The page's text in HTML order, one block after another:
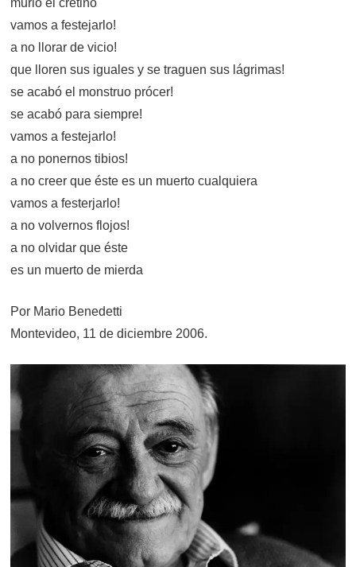
murió el cretino
vamos a festejarlo!
a no llorar de vicio!
que lloren sus iguales y se traguen sus lágrimas!
se acabó el monstruo prócer!
se acabó para siempre!
vamos a festejarlo!
a no ponernos tibios!
a no creer que éste es un muerto cualquiera
vamos a festerjarlo!
a no volvernos flojos!
a no olvidar que éste
es un muerto de mierda
Por Mario Benedetti
Montevideo, 11 de diciembre 2006.